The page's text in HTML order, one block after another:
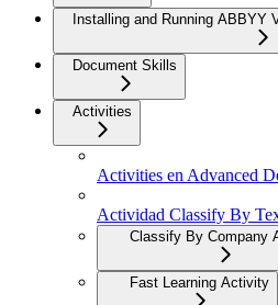
Installing and Running ABBYY
Document Skills
Activities
Activities en Advanced
Actividad Classify By
Classify By Company
Fast Learning Activity